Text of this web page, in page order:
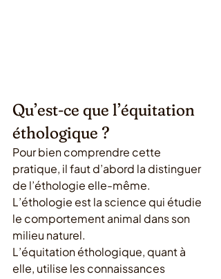
Qu’est-ce que l’équitation
éthologique ?
Pour bien comprendre cette
pratique, il faut d’abord la distinguer
de l’éthologie elle-même.
L’éthologie est la science qui étudie
le comportement animal dans son
milieu naturel.
L’équitation éthologique, quant à
elle, utilise les connaissances